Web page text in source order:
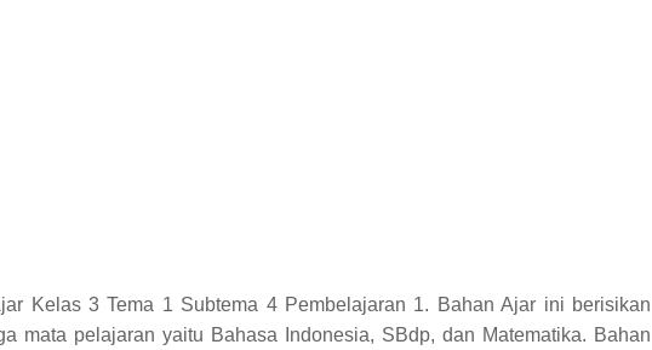
Kelas 3 Tema 1 Subtema 4 Pembelajaran 1. Bahan Ajar ini berisikan
mata pelajaran yaitu Bahasa Indonesia, SBdp, dan Matematika. Bahan